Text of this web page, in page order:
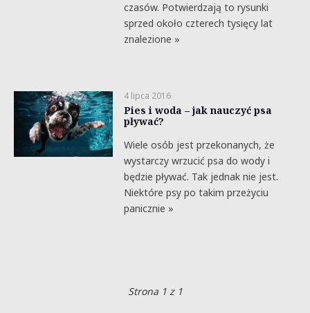
czasów. Potwierdzają to rysunki
sprzed około czterech tysięcy lat
znalezione »
4 lipca 2016
Pies i woda – jak nauczyć psa
pływać?
Wiele osób jest przekonanych, że
wystarczy wrzucić psa do wody i
będzie pływać. Tak jednak nie jest.
Niektóre psy po takim przeżyciu
panicznie »
Strona 1 z 1